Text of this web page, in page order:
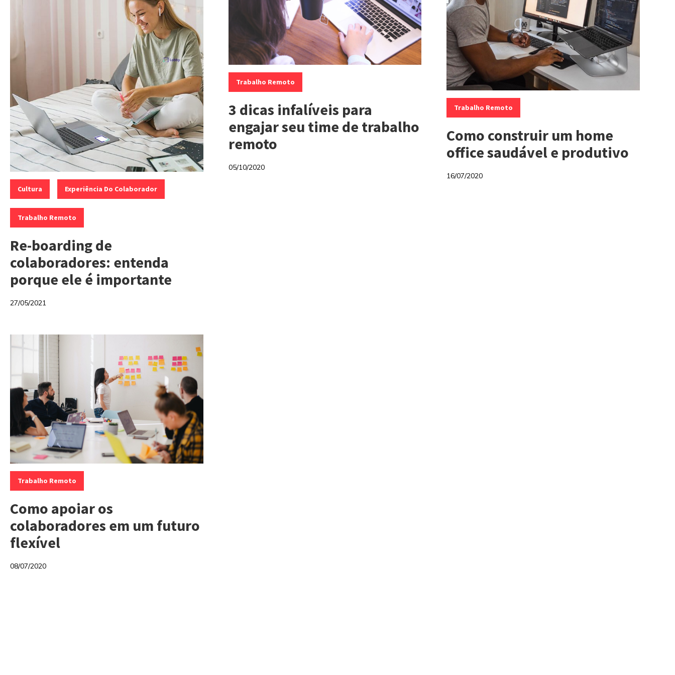
Categorias:
Cultura Experiência Do Colaborador
Trabalho Remoto
Re-boarding de
colaboradores: entenda
porque ele é importante
27/05/2021
Categorias:
Trabalho Remoto
3 dicas infalíveis para
engajar seu time de trabalho
remoto
05/10/2020
Categorias:
Trabalho Remoto
Como construir um home
office saudável e produtivo
16/07/2020
Categorias:
Trabalho Remoto
Como apoiar os
colaboradores em um futuro
flexível
08/07/2020